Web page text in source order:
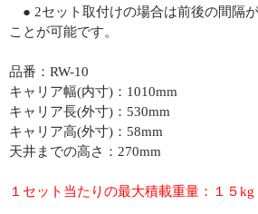
● 2セット取付けの場合は前後の間隔
ことが可能です。
品番：RW-10
キャリア幅(内寸)：1010mm
キャリア長(外寸)：530mm
キャリア高(外寸)：58mm
天井までの高さ：270mm
１セット当たりの最大積載重量：１５kg